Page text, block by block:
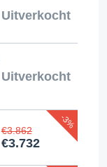
Uitverkocht
Uitverkocht
€3.862
€3.732
-3%